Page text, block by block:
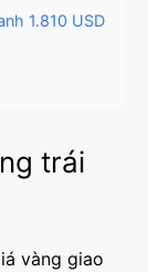
1.810 USD
trái
vàng giao